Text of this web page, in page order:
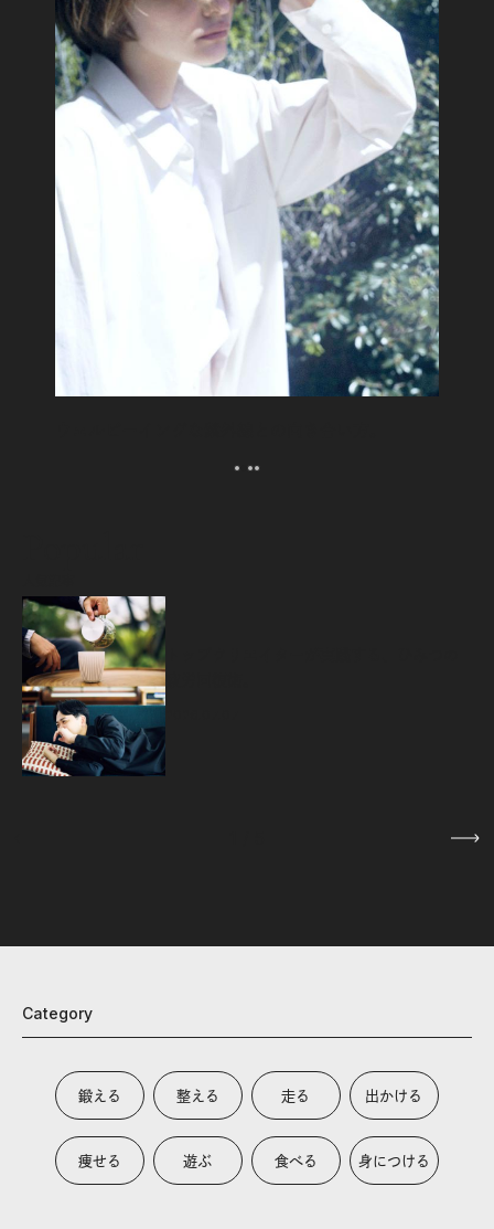
Category
鍛える 整える 走る 出かける
痩せる 遊ぶ 食べる 身につける